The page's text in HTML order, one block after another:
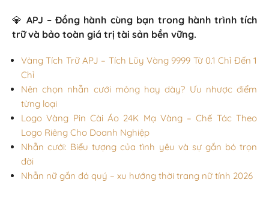
💎APJ – Đồng hành cùng bạn trong hành trình tích
trữ và bảo toàn giá trị tài sản bền vững.
Vàng Tích Trữ APJ – Tích Lũy Vàng 9999 Từ 0.1 Chỉ Đến 1
Chỉ
Nên chọn nhẫn cưới mỏng hay dày? Ưu nhược điểm
từng loại
Logo Vàng Pin Cài Áo 24K Mạ Vàng – Chế Tác Theo
Logo Riêng Cho Doanh Nghiệp
Nhẫn cưới: Biểu tượng của tình yêu và sự gắn bó trọn
đời
Nhẫn nữ gắn đá quý – xu hướng thời trang nữ tính 2026